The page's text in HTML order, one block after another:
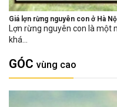
Giá lợn rừng nguyên con ở Hà
Lợn rừng nguyên con là một
khá...
GÓC vùng cao